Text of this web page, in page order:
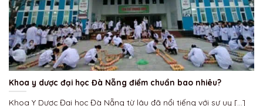
Khoa y dược đại học Đà Nẵng điểm chuẩn bao nhiêu?
Khoa Y Dược Đại học Đà Nẵng từ lâu đã nổi tiếng với sự uy [...]